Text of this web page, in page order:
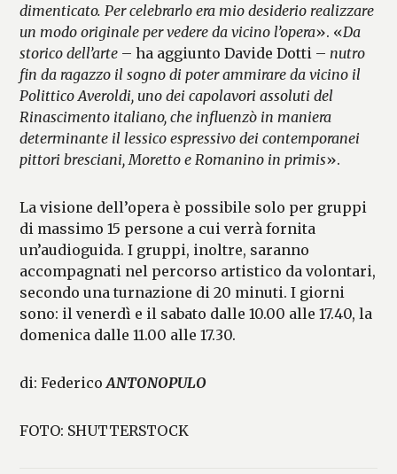
dimenticato. Per celebrarlo era mio desiderio realizzare
un modo originale per vedere da vicino l’opera». «Da
storico dell’arte – ha aggiunto Davide Dotti –nutro
fin da ragazzo il sogno di poter ammirare da vicino il
Polittico Averoldi, uno dei capolavori assoluti del
Rinascimento italiano, che influenzò in maniera
determinante il lessico espressivo dei contemporanei
pittori bresciani, Moretto e Romanino in primis».
La visione dell’opera è possibile solo per gruppi
di massimo 15 persone a cui verrà fornita
un’audioguida. I gruppi, inoltre, saranno
accompagnati nel percorso artistico da volontari,
secondo una turnazione di 20 minuti. I giorni
sono: il venerdì e il sabato dalle 10.00 alle 17.40, la
domenica dalle 11.00 alle 17.30.
di: FedericoANTONOPULO
FOTO: SHUTTERSTOCK